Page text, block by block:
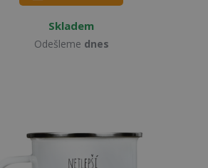
Skladem
Odešleme dnes